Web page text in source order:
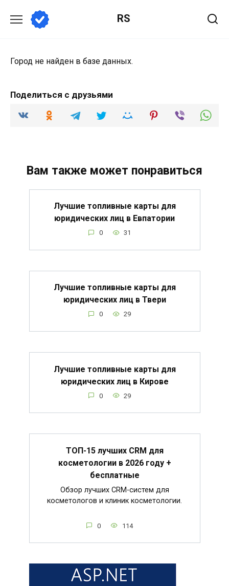
содержанию
RS
Город не найден в базе данных.
Поделиться с друзьями
Вам также может понравиться
Лучшие топливные карты для
юридических лиц в Евпатории
0 31
Лучшие топливные карты для
юридических лиц в Твери
0 29
Лучшие топливные карты для
юридических лиц в Кирове
0 29
ТОП-15 лучших CRM для
косметологии в 2026 году +
бесплатные
Обзор лучших CRM-систем для
косметологов и клиник косметологии.
0 114